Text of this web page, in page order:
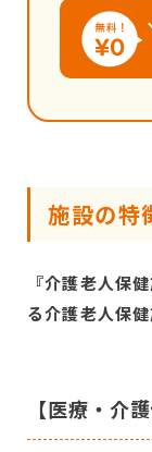
施設の特
『介護老人保
る介護老人保健
【医療・介護